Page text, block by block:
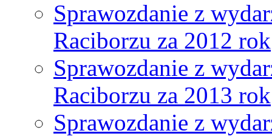
Sprawozdanie z
Raciborzu za 2012 rok
Sprawozdanie z
Raciborzu za 2013 rok
Sprawozdanie z